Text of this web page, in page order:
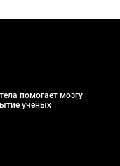
помогает мозгу
учёных